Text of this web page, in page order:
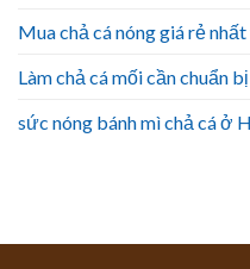
Mua chả cá nóng giá rẻ
Làm chả cá mối cần chuẩn
sức nóng bánh mì chả cá ở